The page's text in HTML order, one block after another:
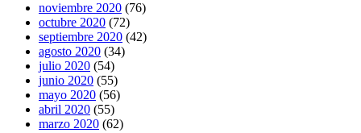
noviembre 2020 (76)
octubre 2020 (72)
septiembre 2020 (42)
agosto 2020 (34)
julio 2020 (54)
junio 2020 (55)
mayo 2020 (56)
abril 2020 (55)
marzo 2020 (62)